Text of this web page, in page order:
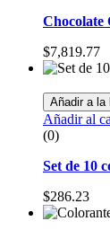
Chocolate
$7,819.77
Añadir a la
Añadir al
(0)
Set de 10
$286.23